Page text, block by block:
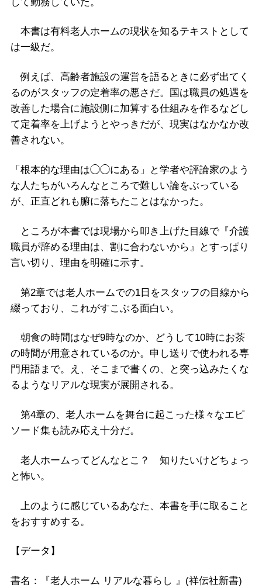
本書は有料老人ホームの現状を知るテキストとして
は一級だ。
例えば、高齢者施設の運営を語るときに必ず出てく
るのがスタッフの定着率の悪さだ。国は職員の処遇を
改善した場合に施設側に加算する仕組みを作るなどし
て定着率を上げようとやっきだが、現実はなかなか改
善されない。
「根本的な理由は◯◯にある」と学者や評論家のよう
な人たちがいろんなところで難しい論をぶっている
が、正直どれも腑に落ちたことはなかった。
ところが本書では現場から叩き上げた目線で『介護
職員が辞める理由は、割に合わないから』とすっぱり
言い切り、理由を明確に示す。
第2章では老人ホームでの1日をスタッフの目線から
綴っており、これがすこぶる面白い。
朝食の時間はなぜ9時なのか、どうして10時にお茶
の時間が用意されているのか。申し送りで使われる専
門用語まで。え、そこまで書くの、と突っ込みたくな
るようなリアルな現実が展開される。
第4章の、老人ホームを舞台に起こった様々なエピ
ソード集も読み応え十分だ。
老人ホームってどんなとこ？ 知りたいけどちょっ
と怖い。
上のように感じているあなた、本書を手に取ること
をおすすめする。
【データ】
書名：『老人ホーム リアルな暮らし 』(祥伝社新書)